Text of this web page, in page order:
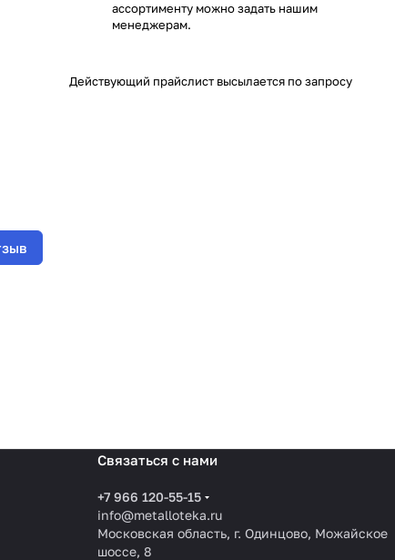
ассортименту можно задать нашим
менеджерам.
Действующий прайслист высылается по запросу
Связаться с нами
+7 966 120-55-15
info@metalloteka.ru
Московская область, г. Одинцово, Можайское
шоссе, 8